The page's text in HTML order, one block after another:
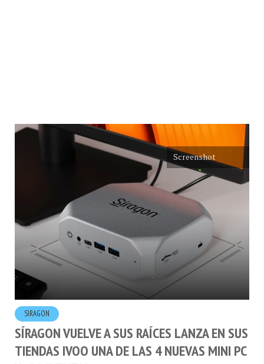
SIRAGON
SÍRAGON VUELVE A SUS RAÍCES LANZA EN SUS
TIENDAS IVOO UNA DE LAS 4 NUEVAS MINI PC
Y ¿POSVENTA?